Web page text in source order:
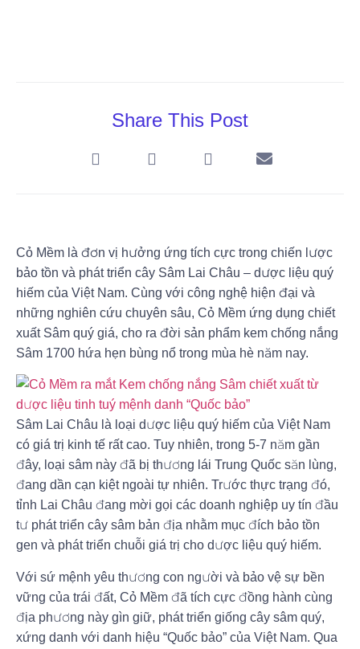
Share This Post
Cỏ Mềm là đơn vị hưởng ứng tích cực trong chiến lược
bảo tồn và phát triển cây Sâm Lai Châu – dược liệu quý
hiếm của Việt Nam. Cùng với công nghệ hiện đại và
những nghiên cứu chuyên sâu, Cỏ Mềm ứng dụng chiết
xuất Sâm quý giá, cho ra đời sản phẩm kem chống nắng
Sâm 1700 hứa hẹn bùng nổ trong mùa hè năm nay.
Sâm Lai Châu là loại dược liệu quý hiếm của Việt Nam
có giá trị kinh tế rất cao. Tuy nhiên, trong 5-7 năm gần
đây, loại sâm này đã bị thương lái Trung Quốc săn lùng,
đang dần cạn kiệt ngoài tự nhiên. Trước thực trạng đó,
tỉnh Lai Châu đang mời gọi các doanh nghiệp uy tín đầu
tư phát triển cây sâm bản địa nhằm mục đích bảo tồn
gen và phát triển chuỗi giá trị cho dược liệu quý hiếm.
Với sứ mệnh yêu thương con người và bảo vệ sự bền
vững của trái đất, Cỏ Mềm đã tích cực đồng hành cùng
địa phương này gìn giữ, phát triển giống cây sâm quý,
xứng danh với danh hiệu “Quốc bảo” của Việt Nam. Qua